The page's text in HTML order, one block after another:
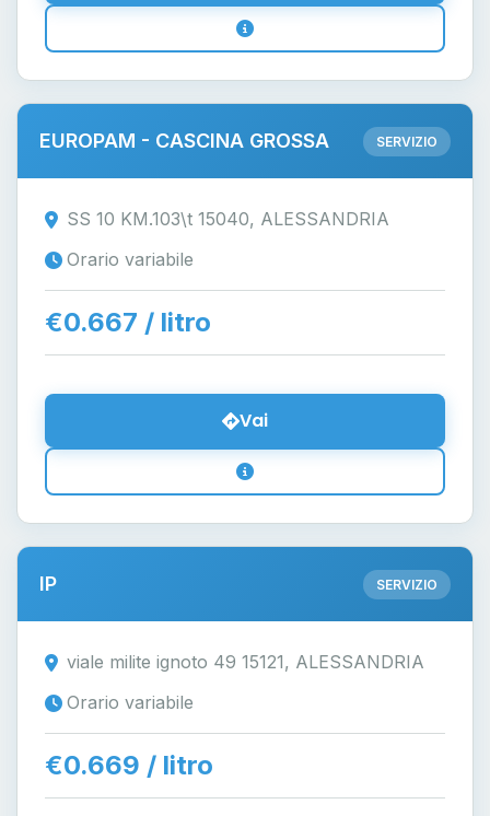
EUROPAM - CASCINA GROSSA SERVIZIO
SS 10 KM.103\t 15040, ALESSANDRIA
Orario variabile
€0.667 / litro
Vai
IP SERVIZIO
viale milite ignoto 49 15121, ALESSANDRIA
Orario variabile
€0.669 / litro